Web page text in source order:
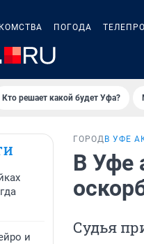
ПОГОДА
Кто решает какой будет Уфа?
и
ГОРОД В УФЕ
В Уфе
Судья